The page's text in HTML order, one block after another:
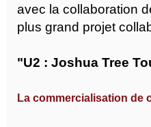
avec la collaboration
plus grand projet
"U2 : Joshua Tree
La commercialisation de